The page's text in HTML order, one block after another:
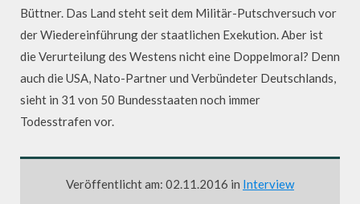
Büttner. Das Land steht seit dem Militär-Putschversuch vor
der Wiedereinführung der staatlichen Exekution. Aber ist
die Verurteilung des Westens nicht eine Doppelmoral? Denn
auch die USA, Nato-Partner und Verbündeter Deutschlands,
sieht in 31 von 50 Bundesstaaten noch immer
Todesstrafen vor.
Veröffentlicht am: 02.11.2016 in Interview